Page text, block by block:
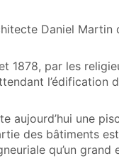
Daniel Martin
1878, par les
l’édification
aujourd’hui une
des bâtiments est
qu’un grand